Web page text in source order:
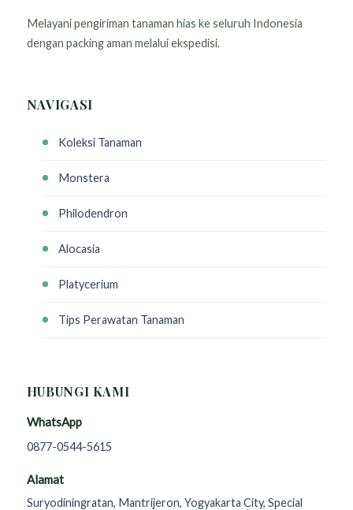
Melayani pengiriman tanaman hias ke seluruh Indonesia
dengan packing aman melalui ekspedisi.
NAVIGASI
Koleksi Tanaman
Monstera
Philodendron
Alocasia
Platycerium
Tips Perawatan Tanaman
HUBUNGI KAMI
WhatsApp
0877-0544-5615
Alamat
Suryodiningratan, Mantrijeron, Yogyakarta City, Special